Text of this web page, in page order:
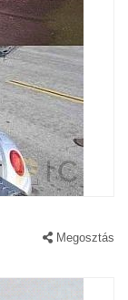
Megosztás